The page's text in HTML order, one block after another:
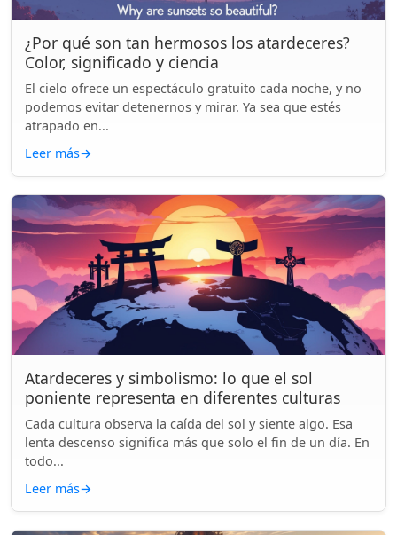
¿Por qué son tan hermosos los atardeceres?
Color, significado y ciencia
El cielo ofrece un espectáculo gratuito cada noche, y no
podemos evitar detenernos y mirar. Ya sea que estés
atrapado en...
Leer más→
Atardeceres y simbolismo: lo que el sol
poniente representa en diferentes culturas
Cada cultura observa la caída del sol y siente algo. Esa
lenta descenso significa más que solo el fin de un día. En
todo...
Leer más→